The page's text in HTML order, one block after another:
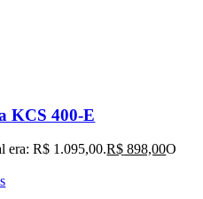
KCS 400-E
era: R$ 1.095,00.R$ 898,00O